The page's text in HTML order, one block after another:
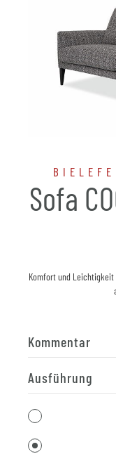
Sofa
Komfort und Leichtigkeit
Kommentar
Ausführung